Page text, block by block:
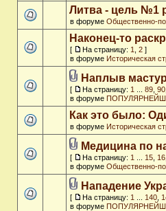
Литва - цель №1
в форуме Общественно-
Наконец-то
[ На страницу: 1 2 ]
в форуме Историческая
Наплыв
[ На страницу: 1 89 90
в форуме
Как это было:
в форуме Историческая
Медицина по
[ На страницу: 1 15 16
в форуме Общественно-
Нападение
[ На страницу: 1 140
в форуме